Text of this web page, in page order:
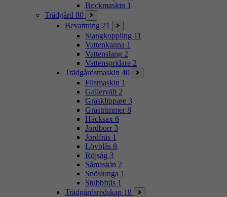
Bockmaskin 1
Trädgård 80
Bevattning 21
Slangkoppling 11
Vattenkanna 1
Vattenslang 2
Vattenspridare 2
Trädgårdsmaskin 40
Flismaskin 1
Gallervält 2
Gräsklippare 3
Grästrimmer 8
Häcksax 6
Jordborr 3
Jordfräs 1
Lövblås 8
Röjsåg 3
Såmaskin 2
Snöslunga 1
Stubbfräs 1
Trädgårdsredskap 18